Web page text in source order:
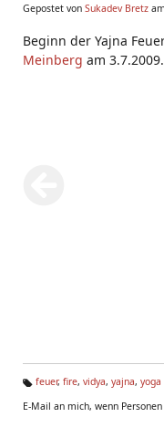
Gepostet von Sukadev Bretz
Beginn der Yajna
Meinberg am 3.7.2009.
g
feuer, fire, vidya, yajna, yoga
E-Mail an mich, wenn